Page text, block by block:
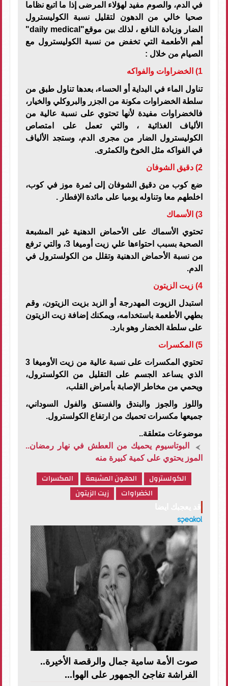
في الدم، والصوم مفيد لهؤلاء المرضى إذا ما اتبع نظاما
صحيا خالي من الدهون لتقليل نسبة الكوليسترول
الضار وزيادة النافع ، لذلك بين موقع"daily medical"
أهم الأطعمة التي تخفض من نسبة الكوليسترول مع
الصيام من خلال :
1) الخضراوات والفواكه
تناول الماء في البداية أو الحساء، بعدها تناول طبق من
سلطة الخضراوات مكونة من الجزر والبروكلي والخيار،
فالخضراوات مفيدة لأنها تحتوي على نسبة عالية من
الألياف الغذائية ، والتي تعمل على امتصاص
الكوليسترول الضار من مجرى الدم، وستجد الألياف
في الفواكه مثل الخوخ والكمثرى.
2) دقيق الشوفان
ضع كوب من دقيق الشوفان إلى ثمرة موز في كوب،
اخلطهم معا وتناوله يوميا على مائدة الإفطار .
3) الأسماك
تحتوي الأسماك على الأحماض الدهنية غير المشبعة
الصحية بسبب احتواءها علي زيت أوميغا 3، والتي ترفع
من نسبة الأحماض الدهنية وتقلل من الكولسترول في
الدم.
4) زيت الزيتون
استبدل الزيوت المهدرجة أو الزبد بزيت الزيتون، وقم
بطهي الأطعمة باستخدامه، ويمكنك إضافة زيت الزيتون
على سلطة الخضار وهو بارد.
5) المكسرات
تحتوي المكسرات على نسبة عالية من زيت الأوميغا 3
الذي يساعد الجسم على التقليل من الكولسترول،
ويحمي من مخاطر الإصابة بأمراض القلب،
واللوز والجوز والبندق والفستق والفول السوداني،
جميعها مكسرات تحميك من ارتفاع الكولسترول.
موضوعات متعلقة..
البوتاسيوم يحميك من العطش في نهار رمضان..
الموز يحتوي على كمية كبيرة منه
الكولسترول الدهون المشبعة
المكسرات
الخضراوات
زيت الزيتون
صوت الأمة سامية جمال والرقصة الأخيرة..
الفراشة تفاجئ الجمهور على الهوا...